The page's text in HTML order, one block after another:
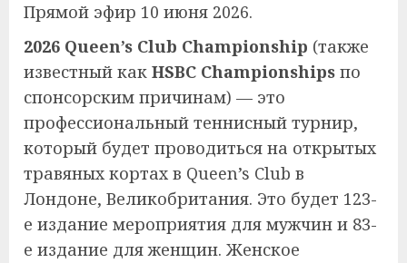
Прямой эфир 10 июня 2026.
2026 Queen’s Club Championship (также
известный как HSBC Championships по
спонсорским причинам) — это
профессиональный теннисный турнир,
который будет проводиться на открытых
травяных кортах в Queen’s Club в
Лондоне, Великобритания. Это будет 123-
е издание мероприятия для мужчин и 83-
е издание для женщин. Женское